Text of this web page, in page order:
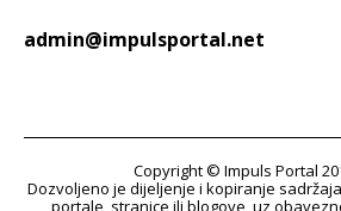
admin@impulsportal.net
Copyright © Impuls Portal
Dozvoljeno je dijeljenje i kopiranje
portale, stranice ili blogove, uz